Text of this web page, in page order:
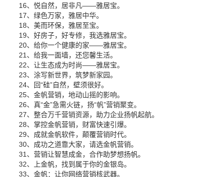
16、悦自然，居非凡――雅居宝。
17、绿色万家，雅居中华。
18、美而环保，雅居至宝。
19、好房子，好专修，我选雅居宝。
20、给你一个健康的家――雅居宝。
21、给我一面墙，还您馨生活。
22、让生态成为时尚――雅居宝。
23、涂写新世界，筑梦新家园。
24、回“硅”自然，壁须很好。
25、金帆营销，地动山摇的影响。
26、真“金”急需火链，扬“帆”营销聚变。
27、整合万千营销资源，助力企业扬帆起航。
28、掌控金帆营销，财富快速引爆。
29、成就金帆软件，颠覆营销时代。
30、成功之道靠大家，请选金帆营销。
31、营销让智慧成金，合作助梦想扬帆。
32、上金帆，找到属于你的金银岛。
33、金帆：让你网络营销核武器。